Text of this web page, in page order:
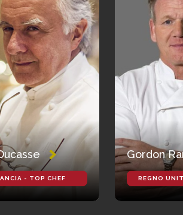
- TOP CHEF
Gordon
REGNO